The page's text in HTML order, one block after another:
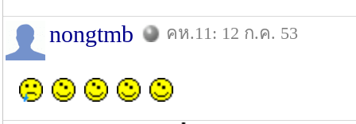
nongtmb คห.11: 12 ก.ค. 53